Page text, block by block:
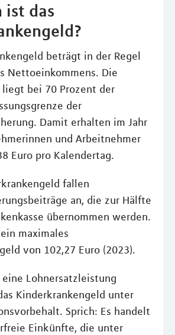
ist das
beträgt in der Regel
Nettoeinkommens. Die
liegt bei 70 Prozent der
der
Damit erhalten im Jahr
und Arbeitnehmer
Euro pro Kalendertag.
fallen
an, die zur Hälfte
übernommen werden.
maximales
von 102,27 Euro (2023).
eine Lohnersatzleistung
Kinderkrankengeld unter
Sprich: Es handelt
Einkünfte, die unter